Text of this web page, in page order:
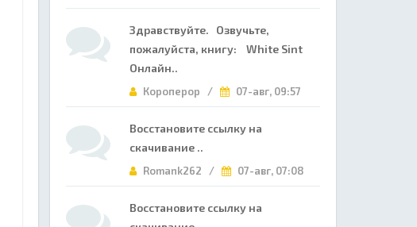
Здравствуйте. Озвучьте,
пожалуйста, книгу: White Sint
Онлайн..
Короперор / 07-авг, 09:57
Восстановите ссылку на
скачивание ..
Romank262 / 07-авг, 07:08
Восстановите ссылку на